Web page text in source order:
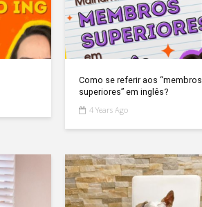
Como se referir aos “membros
superiores” em inglês?
4 Years Ago